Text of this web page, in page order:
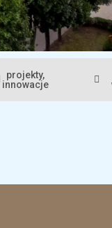
projekty,
innowacje